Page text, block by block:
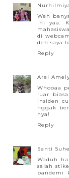
Wah
ini yaa.
di
deh saya
Reply
Arai
Whooaa
luar
insiden
nggak
nya!
Reply
Santi
Waduh
salah
pandemi